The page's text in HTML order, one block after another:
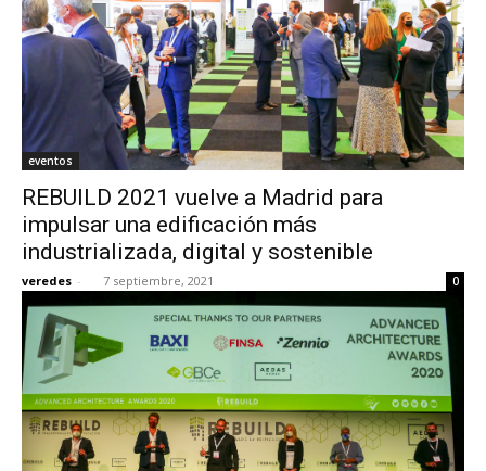
eventos
REBUILD 2021 vuelve a Madrid para
impulsar una edificación más
industrializada, digital y sostenible
veredes - 7 septiembre, 2021 0